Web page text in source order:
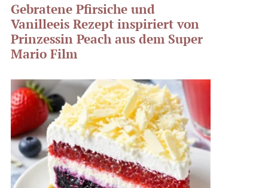
Gebratene Pfirsiche und
Vanilleeis Rezept inspiriert von
Prinzessin Peach aus dem Super
Mario Film